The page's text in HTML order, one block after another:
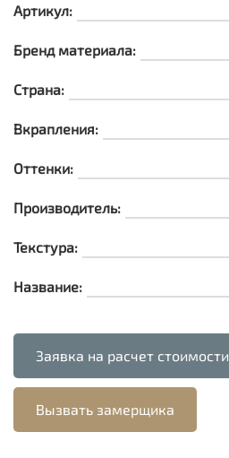
Артикул:
Бренд материала:
Страна:
Вкрапления:
Оттенки:
Производитель:
Текстура:
Название:
Заявка на расчет стоимости
Вызвать замерщика